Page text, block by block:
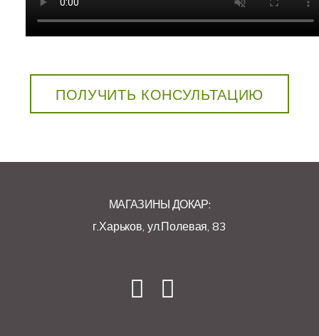
ПОЛУЧИТЬ КОНСУЛЬТАЦИЮ
МАГАЗИНЫ ДОКАР:
г.Харьков, ул.Полевая, 83